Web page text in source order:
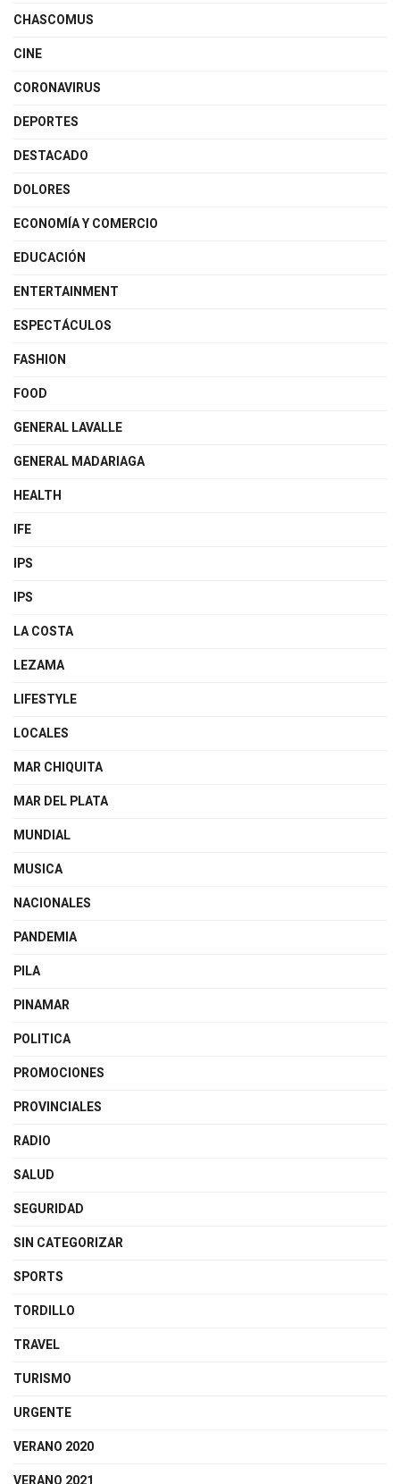
CHASCOMUS
CINE
CORONAVIRUS
DEPORTES
DESTACADO
DOLORES
ECONOMÍA Y COMERCIO
EDUCACIÓN
ENTERTAINMENT
ESPECTÁCULOS
FASHION
FOOD
GENERAL LAVALLE
GENERAL MADARIAGA
HEALTH
IFE
IPS
IPS
LA COSTA
LEZAMA
LIFESTYLE
LOCALES
MAR CHIQUITA
MAR DEL PLATA
MUNDIAL
MUSICA
NACIONALES
PANDEMIA
PILA
PINAMAR
POLITICA
PROMOCIONES
PROVINCIALES
RADIO
SALUD
SEGURIDAD
SIN CATEGORIZAR
SPORTS
TORDILLO
TRAVEL
TURISMO
URGENTE
VERANO 2020